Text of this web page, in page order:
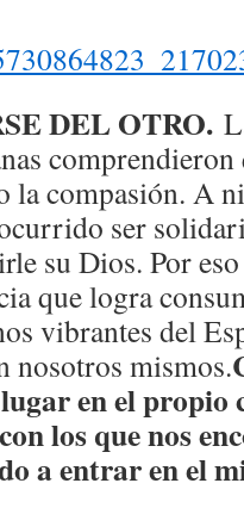
DEL OTRO.
comprendieron
la compasión. A
ser
su Dios. Por
que logra
vibrantes del
nosotros mismos.
en el
los que nos
a entrar en el